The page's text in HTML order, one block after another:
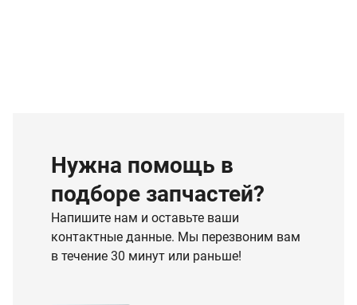
Нужна помощь в
подборе запчастей?
Напишите нам и оставьте ваши
контактные данные. Мы перезвоним вам
в течение 30 минут или раньше!